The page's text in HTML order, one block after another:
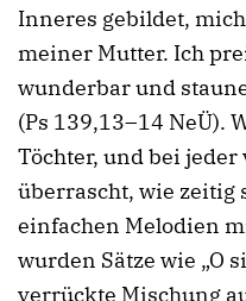
Inneres gebildet,
meiner Mutter. Ich
wunderbar und
(Ps 139,13–14 NeÜ).
Töchter, und bei
überrascht, wie zeitig
einfachen Melodien
wurden Sätze wie „O
verrückte Mischung